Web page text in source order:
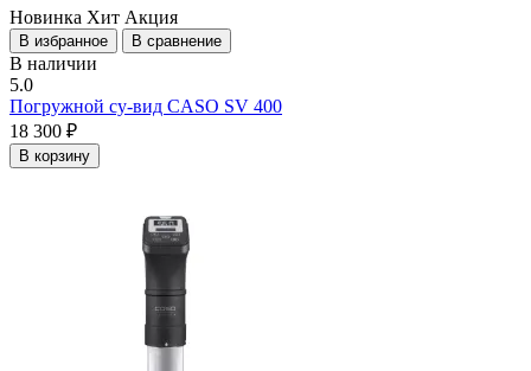
Новинка Хит Акция
В избранное В сравнение
В наличии
5.0
Погружной су-вид CASO SV 400
18 300 ₽
В корзину